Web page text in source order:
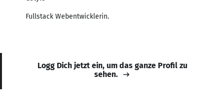
Fullstack Webentwicklerin.
Logg Dich jetzt ein, um das ganze Profil zu
sehen.